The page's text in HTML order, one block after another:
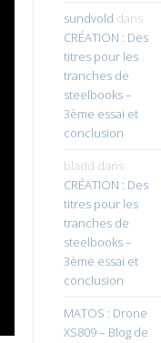
sundvold dans
CRÉATION : Des
titres pour les
tranches de
steelbooks –
3ème essai et
conclusion
bladd dans
CRÉATION : Des
titres pour les
tranches de
steelbooks –
3ème essai et
conclusion
MATOS : Drone
XS809 – Blog de